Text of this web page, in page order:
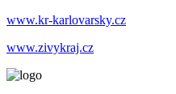
www.kr-karlovarsky.cz
www.zivykraj.cz